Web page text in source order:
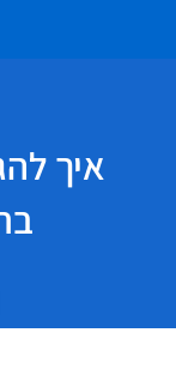
איך